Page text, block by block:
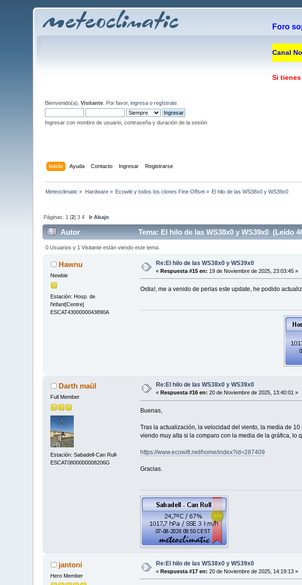
Foro
Canal
Si
Bienvenido(a),Visitante . Por favor,ingresa oregístrate
Ingresar con nombre de usuario, contraseña y duración de la sesión
Inicio Ayuda Contacto Ingresar Registrarse
Meteoclimatic » Hardware» Ecowitt y todos los clones Fine Offset » El hilo de las WS38x0 y WS39x0
Páginas: 1 [2]3 4 Ir Abajo
Autor Tema: El hilo de las WS38x0 y WS39x0 (Leído
0 Usuarios y 1 Visitante están viendo este tema.
Hawnu
Newbie
Estación: Hosp. de
l'infant[Centre]
ESCAT4300000043890A
Re:El hilo de las WS38x0 y WS39x0
«Respuesta #15 en: 19 de Noviembre de 2025, 23:03:45 »
Ostia!, me a venido de perlas este update, he podido
Darth maül
Full Member
Estación: Sabadell-Can Rull-
ESCAT0800000008206G
Re:El hilo de las WS38x0 y WS39x0
« Respuesta #16 en: 20 de Noviembre de 2025, 13:40:01 »
Buenas,
Tras la actualización, la velocidad del viento, la media de
viendo muy alta si la comparo con la media de la gráfica,
https://www.ecowitt.net/home/index?id=287409
Gracias.
jantoni
Hero Member
Re:El hilo de las WS38x0 y WS39x0
«Respuesta #17 en: 20 de Noviembre de 2025, 14:19:13 »